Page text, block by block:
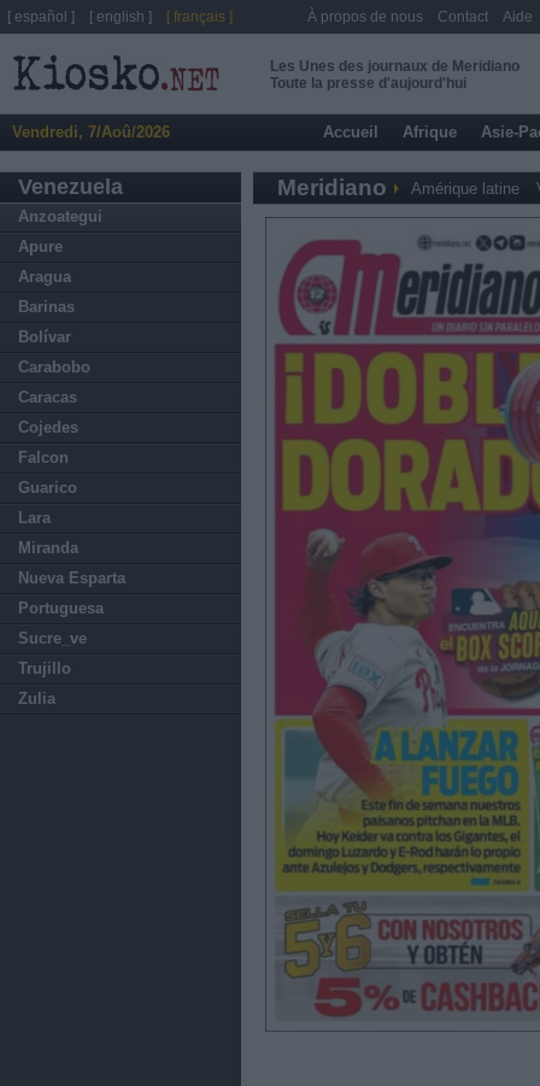
Les Unes des journaux de Meridiano
Toute la presse d'aujourd'hui
Vendredi, 7/Aoû/2026 Accueil Afrique Asie-
Venezuela
Anzoategui
Apure
Aragua
Barinas
Bolívar
Carabobo
Caracas
Cojedes
Falcon
Guarico
Lara
Miranda
Nueva Esparta
Portuguesa
Sucre_ve
Trujillo
Zulia
Meridiano Amérique latine
[ español ] [ english ] [ français ] À propos de nous Contact Aide